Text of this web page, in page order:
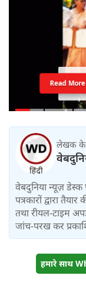
Read More
लेखक के
वेबदुनिया न्यूज़ डेस्क
पत्रकारों द्वारा
तथा रीयल-टाइम
जांच-परख कर
हमारे साथ